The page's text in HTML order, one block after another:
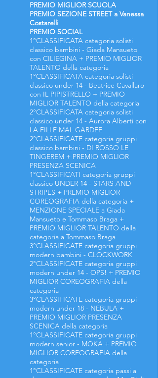
PREMIO MIGLIOR SCUOLA
PREMIO SEZIONE STREET a Vanessa
Costarelli
PREMIO SOCIAL
1°CLASSIFICATA categoria solisti
classico bambini - Giada Mansueto
con CILIEGINA + PREMIO MIGLIOR
TALENTO della categoria
1°CLASSIFICATA categoria solisti
classico under 14 - Beatrice Cavallaro
con IL PIPISTRELLO + PREMIO
MIGLIOR TALENTO della categoria
2°CLASSIFICATA categoria solisti
classico under 14 - Aurora Alberti con
LA FILLE MAL GARDEE
2°CLASSIFICATE categoria gruppi
classico bambini - DI ROSSO LE
TINGEREM + PREMIO MIGLIOR
PRESENZA SCENICA
1°CLASSIFICATI categoria gruppi
classico UNDER 14 - STARS AND
STRIPES + PREMIO MIGLIOR
COREOGRAFIA della categoria +
MENZIONE SPECIALE a Giada
Mansueto e Tommaso Braga +
PREMIO MIGLIOR TALENTO della
categoria a Tommaso Braga
3°CLASSIFICATE categoria gruppi
modern bambini - CLOCKWORK
2°CLASSIFICATE categoria gruppi
modern under 14 - OPS! + PREMIO
MIGLIOR COREOGRAFIA della
categoria
3°CLASSIFICATE categoria gruppi
modern under 18 - NEBULA +
PREMIO MIGLIOR PRESENZA
SCENICA della categoria
1°CLASSIFICATE categoria gruppi
modern senior - MOKA + PREMIO
MIGLIOR COREOGRAFIA della
categoria
1°CLASSIFICATE categoria passi a